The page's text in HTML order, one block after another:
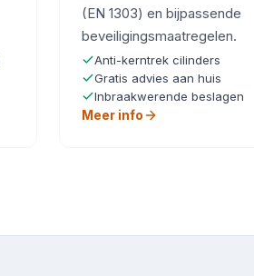
(EN 1303) en bijpassende
beveiligingsmaatregelen.
Anti-kerntrek cilinders
Gratis advies aan huis
Inbraakwerende beslagen
Meer info